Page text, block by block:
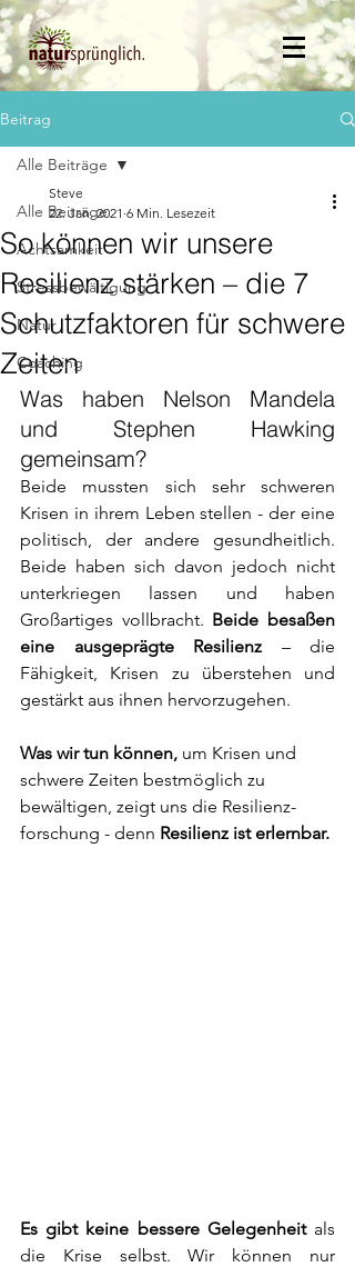
Beitrag
Alle Beiträge
Achtsamkeit
Stressbewältigung
Natur
Coaching
Alle Beiträge
So können wir unsere
Resilienz stärken – die 7
Schutzfaktoren für schwere
Zeiten
Steve
22. Jan. 2021 6 Min. Lesezeit
Was haben Nelson Mandela
und Stephen Hawking
gemeinsam?
Beide mussten sich sehr schweren
Krisen in ihrem Leben stellen - der eine
politisch, der andere gesundheitlich.
Beide haben sich davon jedoch nicht
unterkriegen lassen und haben
Großartiges vollbracht. Beide besaßen
eine ausgeprägte Resilienz – die
Fähigkeit, Krisen zu überstehen und
gestärkt aus ihnen hervorzugehen.
Was wir tun können, um Krisen und
schwere Zeiten bestmöglich zu
bewältigen, zeigt uns die Resilienz-
forschung - denn Resilienz ist erlernbar.
Es gibt keine bessere Gelegenheit als
die Krise selbst. Wir können nur